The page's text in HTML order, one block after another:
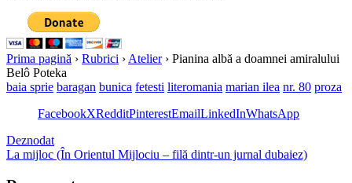
Prima pagină › Rubrici › Atelier › Pianina albă a doamnei amiralului
Belô Poteka
baia sprie baragan bunica fetesti literomania marian ilea nr. 80 proza
FacebookXRedditPinterestEmailLinkedInWhatsApp
Deznodat
La mijloc (În Orientul Mijlociu – filă dintr-un jurnal dubaiez)